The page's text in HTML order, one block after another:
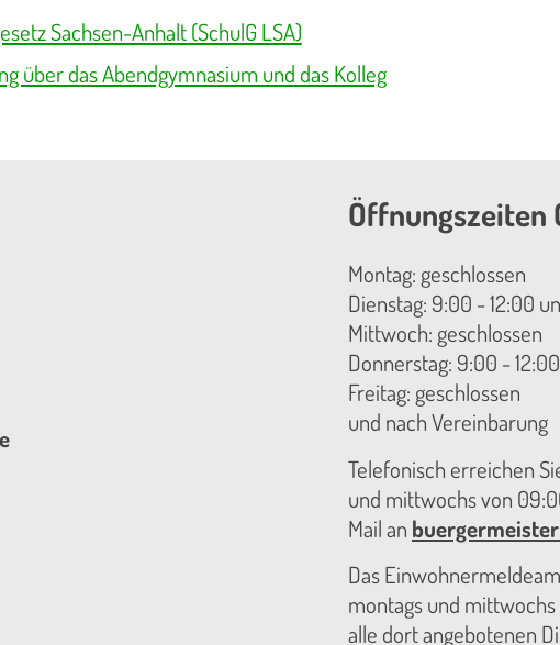
Sachsen-Anhalt (SchulG LSA)
über das Abendgymnasium und das Kolleg
Öffnungszeiten
Montag: geschlossen
Dienstag: 9:00 - 12:00
Mittwoch: geschlossen
Donnerstag: 9:00 -
Freitag: geschlossen
und nach Vereinbarung
Telefonisch erreichen
und mittwochs von
Mail an
Das
montags und
alle dort angebotenen